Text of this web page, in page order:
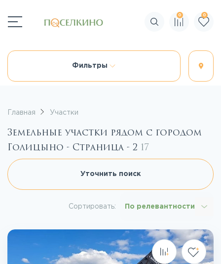
Поиск по сайту
0 0
Фильтры
Главная Участки
Земельные участки рядом с городом
Голицыно - Страница - 2 17
Уточнить поиск
Сортировать: По релевантности